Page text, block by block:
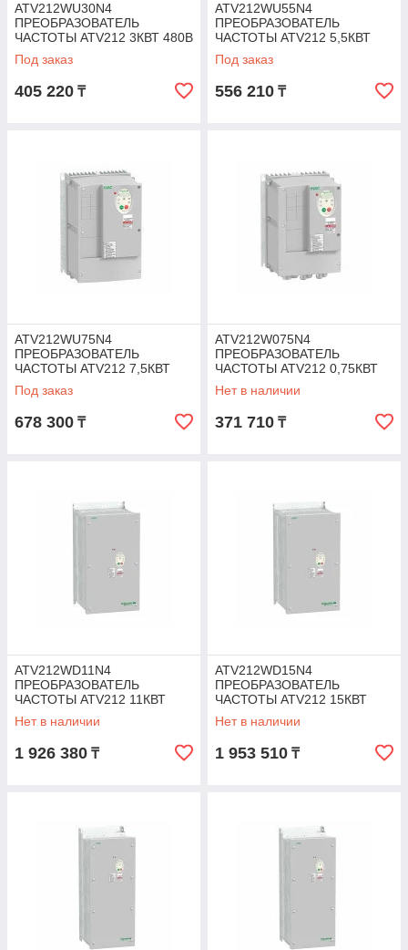
ATV212WU30N4
ПРЕОБРАЗОВАТЕЛЬ
ЧАСТОТЫ ATV212 3КВТ 480В
IP55
Под заказ
405 220 ₸
ATV212WU55N4
ПРЕОБРАЗОВАТЕЛЬ
ЧАСТОТЫ ATV212 5,5КВТ
480В IP55
Под заказ
556 210 ₸
ATV212WU75N4
ПРЕОБРАЗОВАТЕЛЬ
ЧАСТОТЫ ATV212 7,5КВТ
480В IP55
Под заказ
678 300 ₸
ATV212W075N4
ПРЕОБРАЗОВАТЕЛЬ
ЧАСТОТЫ ATV212 0,75КВТ
480В IP55
Нет в наличии
371 710 ₸
ATV212WD11N4
ПРЕОБРАЗОВАТЕЛЬ
ЧАСТОТЫ ATV212 11КВТ
480В IP55
Нет в наличии
1 926 380 ₸
ATV212WD15N4
ПРЕОБРАЗОВАТЕЛЬ
ЧАСТОТЫ ATV212 15КВТ
480В IP55
Нет в наличии
1 953 510 ₸